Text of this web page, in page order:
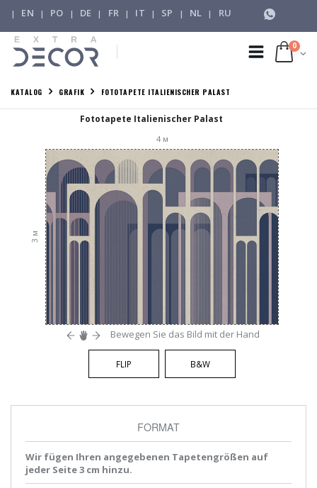
| EN | PO | DE | FR | IT | SP | NL | RU
0
KATALOG GRAFIK FOTOTAPETE ITALIENISCHER PALAST
Fototapete Italienischer Palast
4м
3
м
Bewegen Sie das Bild mit der Hand
FLIP B&W
FORMAT
Wir fügen Ihren angegebenen Tapetengrößen auf
jeder Seite 3 cm hinzu.